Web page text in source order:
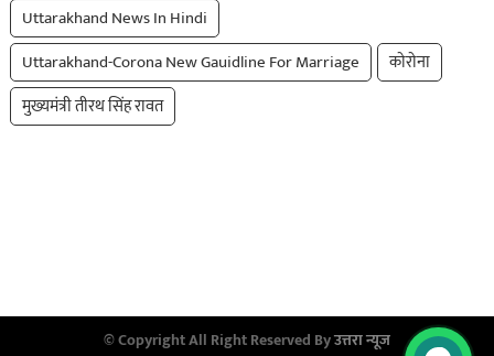
Uttarakhand News In Hindi
Uttarakhand-Corona New Gauidline For Marriage
कोरोना
मुख्यमंत्री तीरथ सिंह रावत
© Copyright All Right Reserved Byउत्तरा न्यूज